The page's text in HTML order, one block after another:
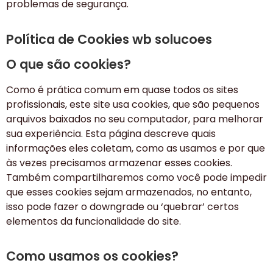
problemas de segurança.
Política de Cookies wb solucoes
O que são cookies?
Como é prática comum em quase todos os sites
profissionais, este site usa cookies, que são pequenos
arquivos baixados no seu computador, para melhorar
sua experiência. Esta página descreve quais
informações eles coletam, como as usamos e por que
às vezes precisamos armazenar esses cookies.
Também compartilharemos como você pode impedir
que esses cookies sejam armazenados, no entanto,
isso pode fazer o downgrade ou ‘quebrar’ certos
elementos da funcionalidade do site.
Como usamos os cookies?